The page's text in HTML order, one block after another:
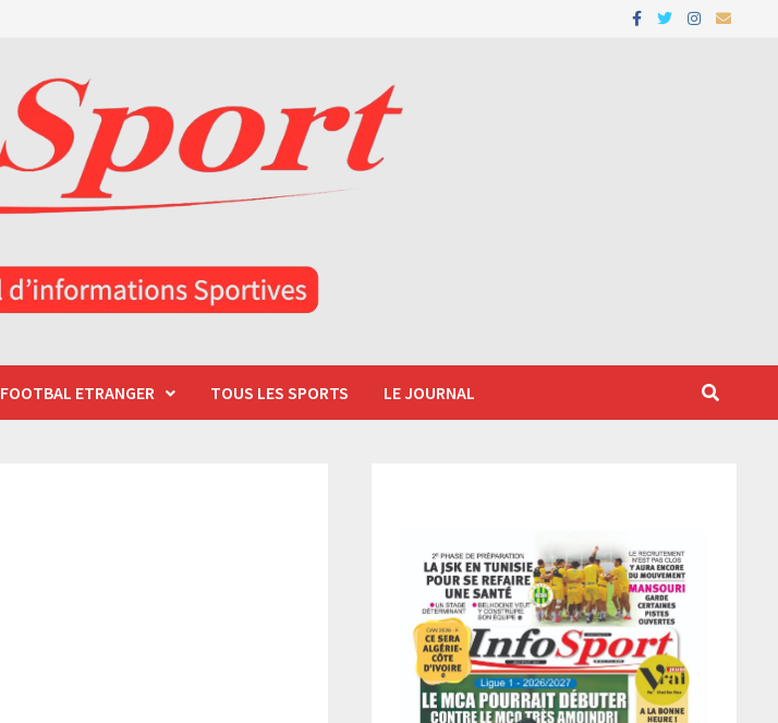
FOOTBAL ETRANGER TOUS LES SPORTS LE JOURNAL